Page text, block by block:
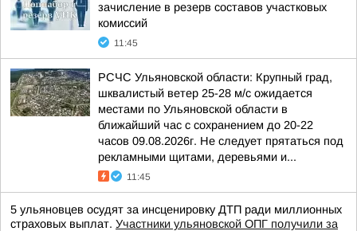
зачисление в резерв составов участковых
комиссий
11:45
РСЧС Ульяновской области: Крупный град,
шквалистый ветер 25-28 м/с ожидается
местами по Ульяновской области в
ближайший час с сохранением до 20-22
часов 09.08.2026г. Не следует прятаться под
рекламными щитами, деревьями и...
11:45
5 ульяновцев осудят за инсценировку ДТП ради миллионных
страховых выплат. Участники ульяновской ОПГ получили за